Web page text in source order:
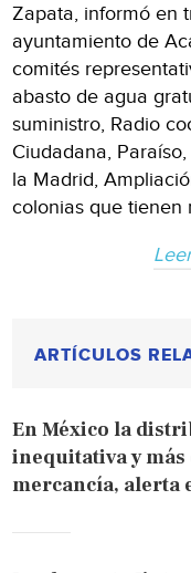
Zapata, informó en
ayuntamiento de
comités
abasto de agua
suministro, Radio
Ciudadana,
la Madrid,
colonias que tienen
ARTÍCULOS
En México la
inequitativa y
mercancía, alerta